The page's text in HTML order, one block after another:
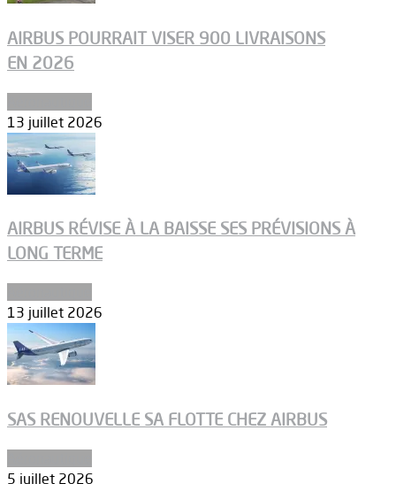
AIRBUS POURRAIT VISER 900 LIVRAISONS
EN 2026
13 juillet 2026
AIRBUS RÉVISE À LA BAISSE SES PRÉVISIONS À
LONG TERME
13 juillet 2026
SAS RENOUVELLE SA FLOTTE CHEZ AIRBUS
5 juillet 2026